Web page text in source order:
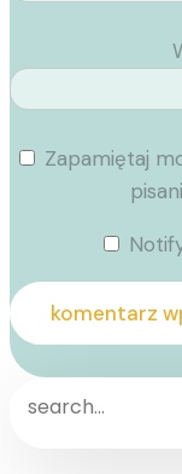
Zapamiętaj